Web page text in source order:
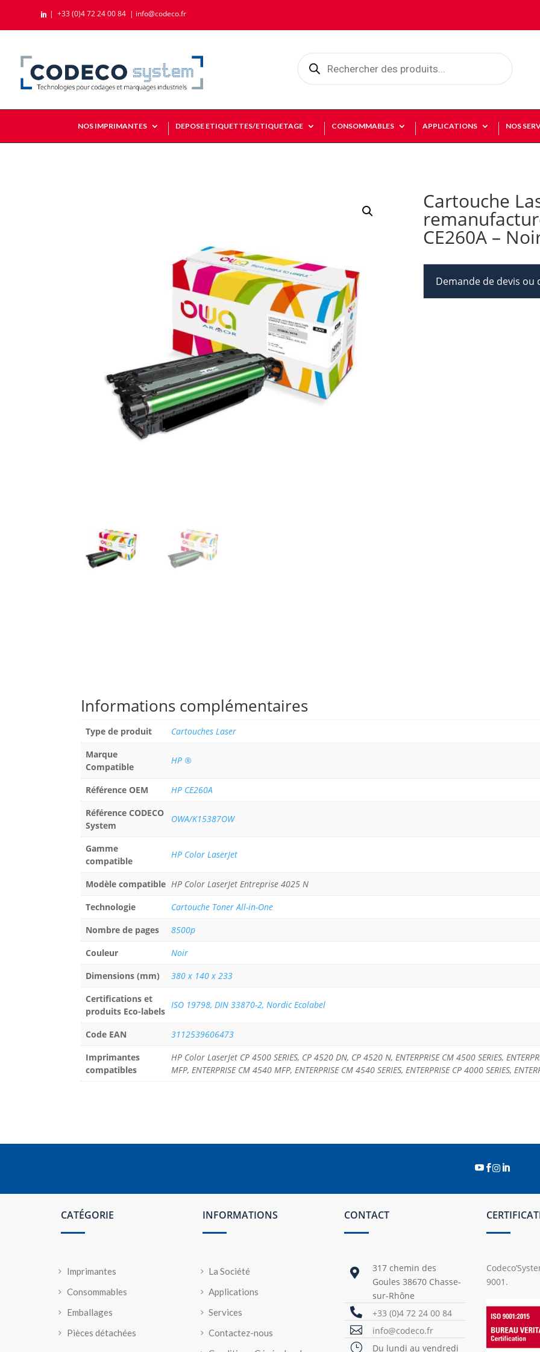
 | +33 (0)4 72 24 00 84 | info@codeco.fr
produits
NOS IMPRIMANTES DEPOSE ETIQUETTES/ETIQUETAGE CONSOMMABLES APPLICATIONS NOS
Cartouche
CE260A –
Demande de devis
Informations complémentaires
Type de produit
Cartouches Laser
Marque
Compatible
HP ®
Référence OEM
HP CE260A
Référence CODECO
System
OWA/K15387OW
Gamme
compatible
HP Color LaserJet
Modèle compatible HP Color LaserJet Entreprise 4025 N
Technologie
Cartouche Toner All-in-One
Nombre de pages
8500p
Couleur
Noir
Dimensions (mm)
380 x 140 x 233
Certifications et
produits Eco-labels
ISO 19798, DIN 33870-2, Nordic Ecolabel
Code EAN
3112539606473
Imprimantes
compatibles
HP Color LaserJet CP 4500 SERIES, CP 4520 DN, CP 4520 N, ENTERPRISE CM 4500 SERIES,
MFP, ENTERPRISE CM 4540 MFP, ENTERPRISE CM 4540 SERIES, ENTERPRISE CP 4000 SERIES,
 
CATÉGORIE
Imprimantes
Consommables
Emballages
Pièces détachées
INFORMATIONS
La Société
Applications
Services
Contactez-nous
CONTACT

317 chemin des
Goules 38670 Chasse-
sur-Rhône
 +33 (0)4 72 24 00 84
 info@codeco.fr
} Du lundi au vendredi
9001.